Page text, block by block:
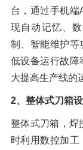
台，通过手机
现自动记忆、
制、智能维护等
低设备运行故障
大提高生产线的
2、整体式刀箱
整体式刀箱，焊
时利用数控加